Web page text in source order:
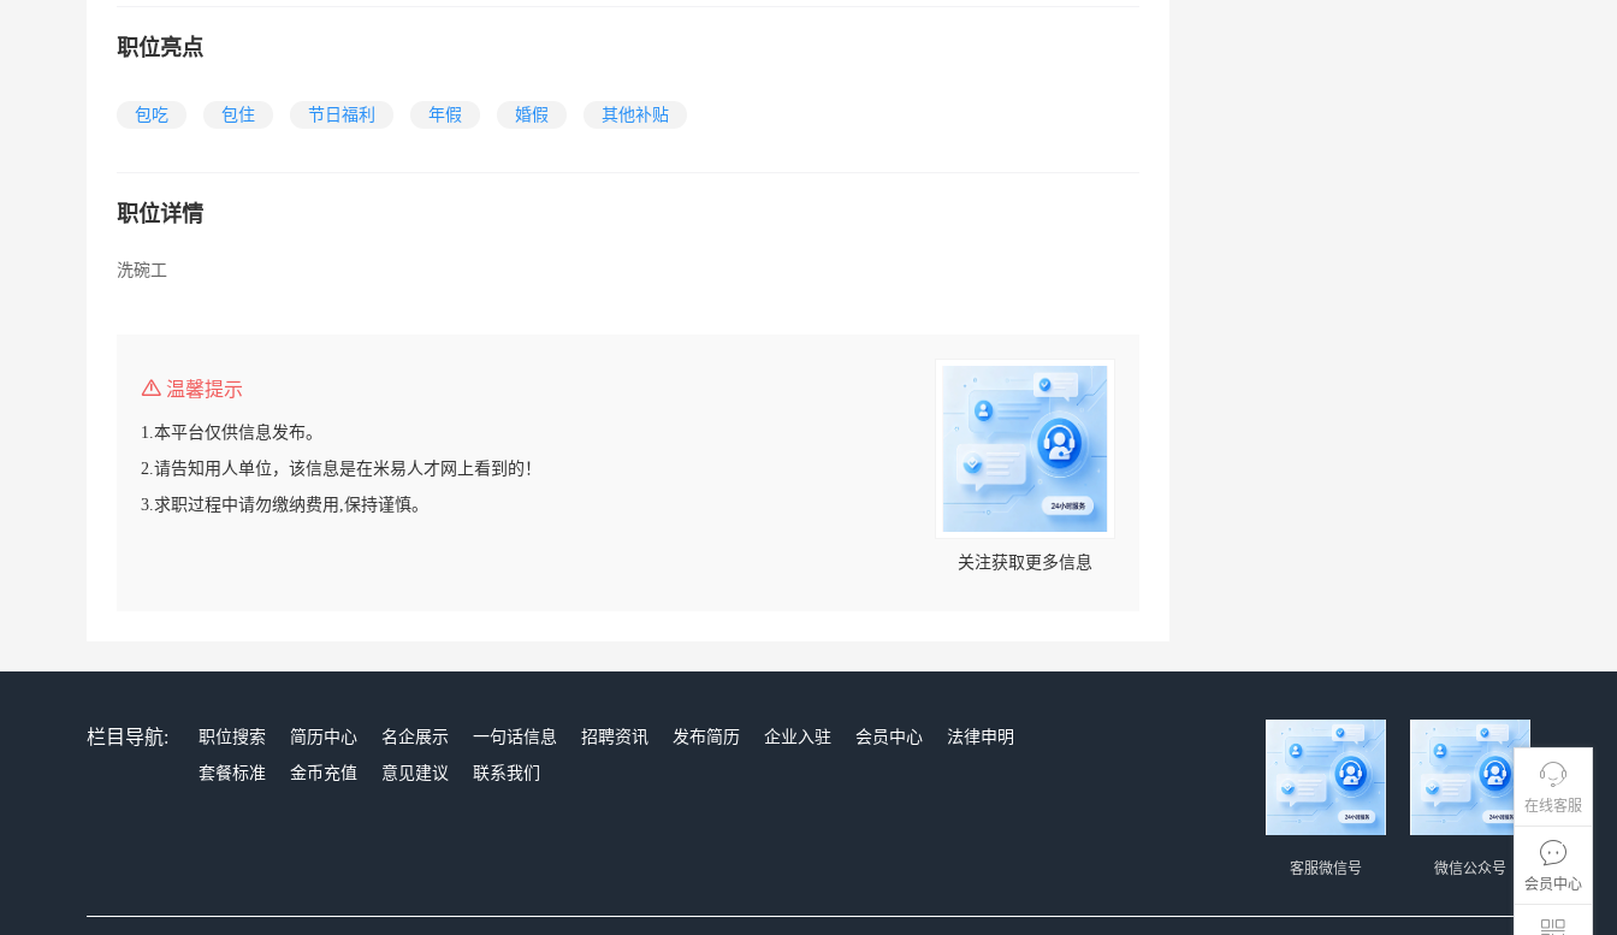
在线客服
会员中心
职位亮点
包吃 包住 节日福利 年假 婚假 其他补贴
职位详情
洗碗工
温馨提示
1.本平台仅供信息发布。
2.请告知用人单位，该信息是在米易人才网上看到的！
3.求职过程中请勿缴纳费用,保持谨慎。
关注获取更多信息
栏目导航: 职位搜索 简历中心 名企展示 一句话信息 招聘资讯 发布简历 企业入驻 会员中心
法律申明
套餐标准
金币充值 意见建议 联系我们
微信公众号
客服微信号